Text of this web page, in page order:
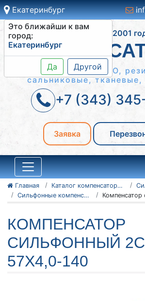
Екатеринбург
Это ближайши к вам
город:
Екатеринбург
Да Другой
Работаем с 2001
Сильфонные КСО,
сальниковые, тканевые,
+7 (343)
Заявка
Главная Каталог компенсаторов
Сильфонные компенсаторы 2СКУ.М
КОМПЕНСАТОР
СИЛЬФОННЫЙ
57X4,0-140